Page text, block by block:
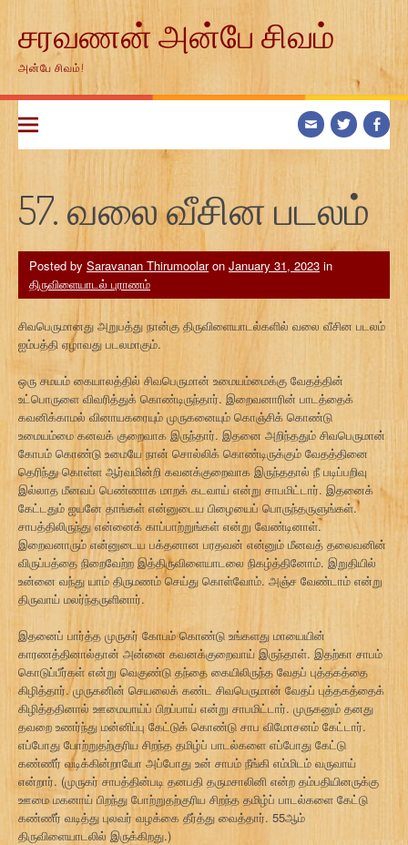
contentசரவணன் அன்பே சிவம்
அன்பே சிவம்!
57. வலை வீசின படலம்
Posted by Saravanan Thirumoolaron January 31, 2023 in
திருவிளையாடல் புராணம்
சிவபெருமானது அறுபத்து நான்கு திருவிளையாடல்களில் வலை வீசின படலம்
ஐம்பத்தி ஏழாவது படலமாகும்.
ஒரு சமயம் கையாலத்தில் சிவபெருமான் உமையம்மைக்கு வேதத்தின்
உட்பொருளை விவரித்துக் கொண்டிருந்தார். இறைவனாரின் பாடத்தைக்
கவனிக்காமல் வினாயகரையும் முருகனையும் கொஞ்சிக் கொண்டு
உமையம்மை கனவக் குறைவாக இருந்தார். இதனை அறிந்ததும் சிவபெருமான்
கோபம் கொண்டு உமையே நான் சொல்லிக் கொண்டிருக்கும் வேதத்தினை
தெரிந்து கொள்ள ஆர்வமின்றி கவனக்குறைவாக இருந்ததால் நீ படிப்பறிவு
இல்லாத மீனவப் பெண்ணாக மாறக் கடவாய் என்று சாபமிட்டார். இதனைக்
கேட்டதும் ஐயனே தாங்கள் என்னுடைய பிழையைப் பொருந்தருளுங்கள்.
சாபத்திலிருந்து என்னைக் காப்பாற்றுங்கள் என்று வேண்டினாள்.
இறைவனாரும் என்னுடைய பக்தனான பரதவன் என்னும் மீனவத் தலைவனின்
விருப்பத்தை நிறைவேற்ற இத்திருவிளையாடலை நிகழ்த்தினோம். இறுதியில்
உன்னை வந்து யாம் திருமணம் செய்து கொள்வோம். அஞ்ச வேண்டாம் என்று
திருவாய் மலர்ந்தருளினார்.
இதனைப் பார்த்த முருகர் கோபம் கொண்டு உங்களது மாயையின்
காரணத்தினால்தான் அன்னை கவனக்குறைவாய் இருந்தாள். இதற்கா சாபம்
கொடுப்பீர்கள் என்று வெகுண்டு தந்தை கையிலிருந்த வேதப் புத்தகத்தை
கிழித்தார். முருகனின் செயலைக் கண்ட சிவபெருமான் வேதப் புத்தகத்தைக்
கிழித்ததினால் ஊமையாய்ப் பிறப்பாய் என்று சாபமிட்டார். முருகனும் தனது
தவறை உணர்ந்து மன்னிப்பு கேட்டுக் கொண்டு சாப விமோசனம் கேட்டார்.
எப்போது போற்றுதற்குரிய சிறந்த தமிழ்ப் பாடல்களை எப்போது கேட்டு
கண்ணீர் வடிக்கின்றாயோ அப்போது உன் சாபம் நீங்கி எம்மிடம் வருவாய்
என்றார். (முருகர் சாபத்தின்படி தனபதி தருமசாலினி என்ற தம்பதியினருக்கு
ஊமை மகனாய் பிறந்து போற்றுதற்குரிய சிறந்த தமிழ்ப் பாடல்களை கேட்டு
கண்ணீர் வடித்து புலவர் வழக்கை தீர்த்து வைத்தார். 55ஆம்
திருவிளையாடலில் இருக்கிறது.)